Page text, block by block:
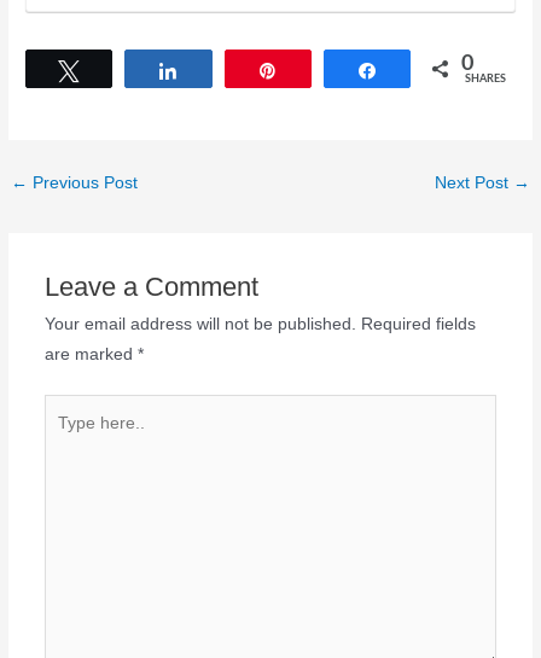
Share 0
SHARES
← Previous Post Next Post →
Leave a Comment
Your email address will not be published. Required fields
are marked *